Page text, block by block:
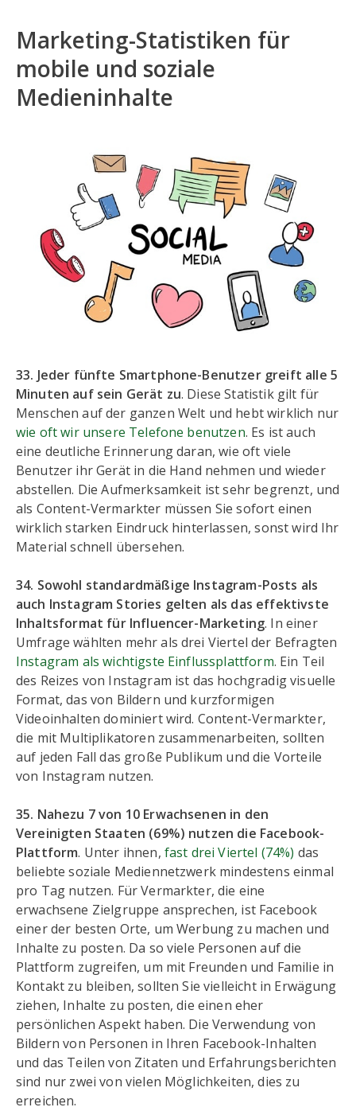
Marketing-Statistiken für
mobile und soziale
Medieninhalte
33. Jeder fünfte Smartphone-Benutzer greift alle 5
Minuten auf sein Gerät zu. Diese Statistik gilt für
Menschen auf der ganzen Welt und hebt wirklich nur
wie oft wir unsere Telefone benutzen. Es ist auch
eine deutliche Erinnerung daran, wie oft viele
Benutzer ihr Gerät in die Hand nehmen und wieder
abstellen. Die Aufmerksamkeit ist sehr begrenzt, und
als Content-Vermarkter müssen Sie sofort einen
wirklich starken Eindruck hinterlassen, sonst wird Ihr
Material schnell übersehen.
34. Sowohl standardmäßige Instagram-Posts als
auch Instagram Stories gelten als das effektivste
Inhaltsformat für Influencer-Marketing. In einer
Umfrage wählten mehr als drei Viertel der Befragten
Instagram als wichtigste Einflussplattform. Ein Teil
des Reizes von Instagram ist das hochgradig visuelle
Format, das von Bildern und kurzformigen
Videoinhalten dominiert wird. Content-Vermarkter,
die mit Multiplikatoren zusammenarbeiten, sollten
auf jeden Fall das große Publikum und die Vorteile
von Instagram nutzen.
35. Nahezu 7 von 10 Erwachsenen in den
Vereinigten Staaten (69%) nutzen die Facebook-
Plattform. Unter ihnen, fast drei Viertel (74%) das
beliebte soziale Mediennetzwerk mindestens einmal
pro Tag nutzen. Für Vermarkter, die eine
erwachsene Zielgruppe ansprechen, ist Facebook
einer der besten Orte, um Werbung zu machen und
Inhalte zu posten. Da so viele Personen auf die
Plattform zugreifen, um mit Freunden und Familie in
Kontakt zu bleiben, sollten Sie vielleicht in Erwägung
ziehen, Inhalte zu posten, die einen eher
persönlichen Aspekt haben. Die Verwendung von
Bildern von Personen in Ihren Facebook-Inhalten
und das Teilen von Zitaten und Erfahrungsberichten
sind nur zwei von vielen Möglichkeiten, dies zu
erreichen.